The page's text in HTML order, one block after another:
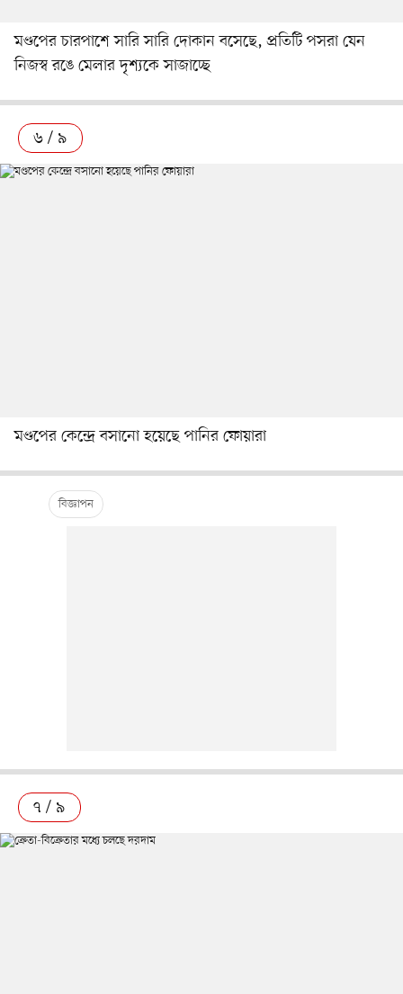
মণ্ডপের চারপাশে সারি সারি দোকান বসেছে, প্রতিটি পসরা যেন
নিজস্ব রঙে মেলার দৃশ্যকে সাজাচ্ছে
৬ / ৯
মণ্ডপের কেন্দ্রে বসানো হয়েছে পানির ফোয়ারা
৭ / ৯